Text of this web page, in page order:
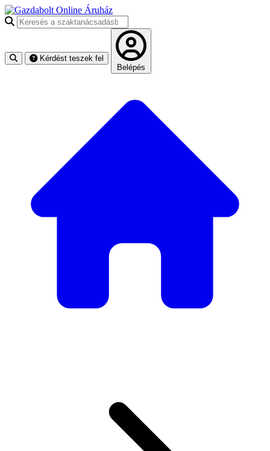
Keresés a szaktanácsadásban
Kérdést teszek fel
Belépés